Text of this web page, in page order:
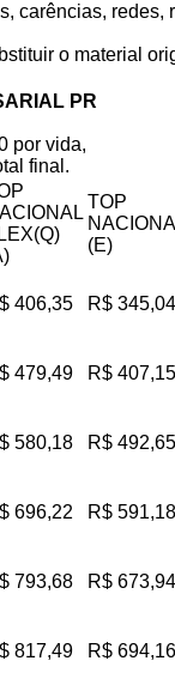
carências,
o material
PR
por vida,
final.
TOP
(E)
406,35 R$ 345,04
479,49 R$ 407,15
580,18 R$ 492,65
696,22 R$ 591,18
793,68 R$ 673,94
817,49 R$ 694,16